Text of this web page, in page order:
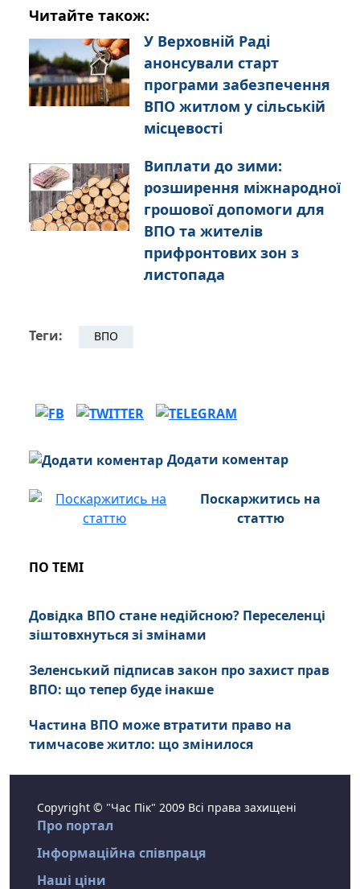
Читайте також:
У Верховній Раді
анонсували старт
програми забезпечення
ВПО житлом у сільській
місцевості
Виплати до зими:
розширення міжнародної
грошової допомоги для
ВПО та жителів
прифронтових зон з
листопада
Теги: ВПО
Додати коментар
Поскаржитись на
статтю
ПО ТЕМІ
Довідка ВПО стане недійсною? Переселенці
зіштовхнуться зі змінами
Зеленський підписав закон про захист прав
ВПО: що тепер буде інакше
Частина ВПО може втратити право на
тимчасове житло: що змінилося
Copyright © "Час Пік" 2009 Всі права захищені
Про портал
Інформаційна співпраця
Наші ціни